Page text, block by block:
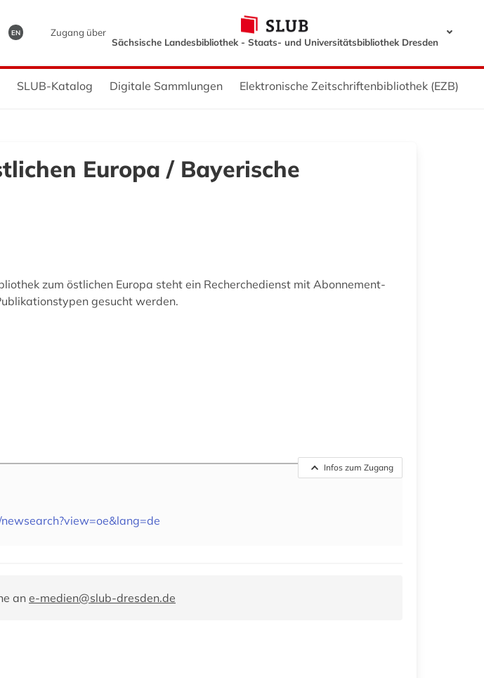
EN
Zugang über
Sächsische Landesbibliothek - Staats- und Universitätsbibliothek Dresden
SLUB-Katalog Digitale Sammlungen Elektronische Zeitschriftenbibliothek (EZB)
Europa / Bayerische
zum östlichen Europa steht ein Recherchedienst mit Abonnement-
gesucht werden.
Infos zum Zugang
an e-medien@slub-dresden.de